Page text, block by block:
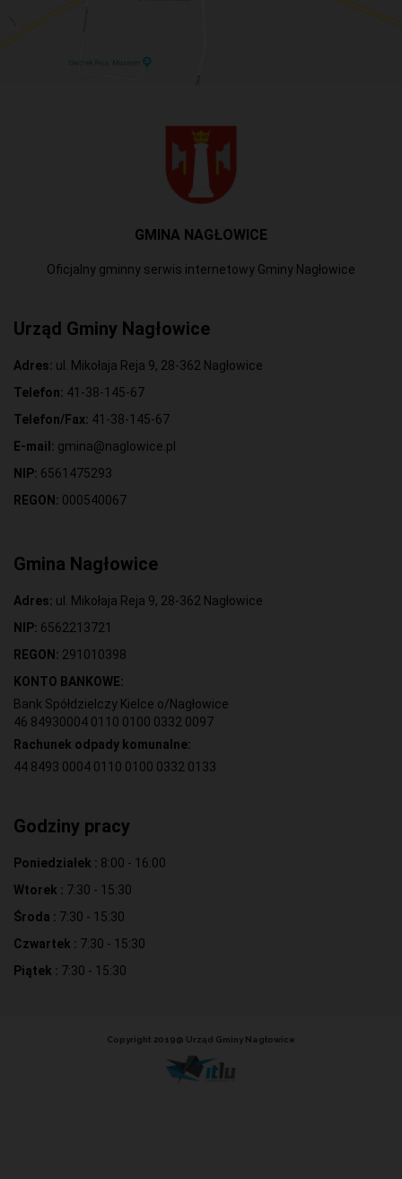
GMINA NAGŁOWICE
Oficjalny gminny serwis internetowy Gminy Nagłowice
Urząd Gminy Nagłowice
Adres: ul. Mikołaja Reja 9, 28-362 Nagłowice
Telefon: 41-38-145-67
Telefon/Fax: 41-38-145-67
E-mail: gmina@naglowice.pl
NIP: 6561475293
REGON: 000540067
Gmina Nagłowice
Adres: ul. Mikołaja Reja 9, 28-362 Nagłowice
NIP: 6562213721
REGON: 291010398
KONTO BANKOWE:
Bank Spółdzielczy Kielce o/Nagłowice
46 84930004 0110 0100 0332 0097
Rachunek odpady komunalne:
44 8493 0004 0110 0100 0332 0133
Godziny pracy
Poniedziałek : 8:00 - 16:00
Wtorek : 7:30 - 15:30
Środa : 7:30 - 15:30
Czwartek : 7:30 - 15:30
Piątek : 7:30 - 15:30
Copyright 2019@ Urząd Gminy Nagłowice